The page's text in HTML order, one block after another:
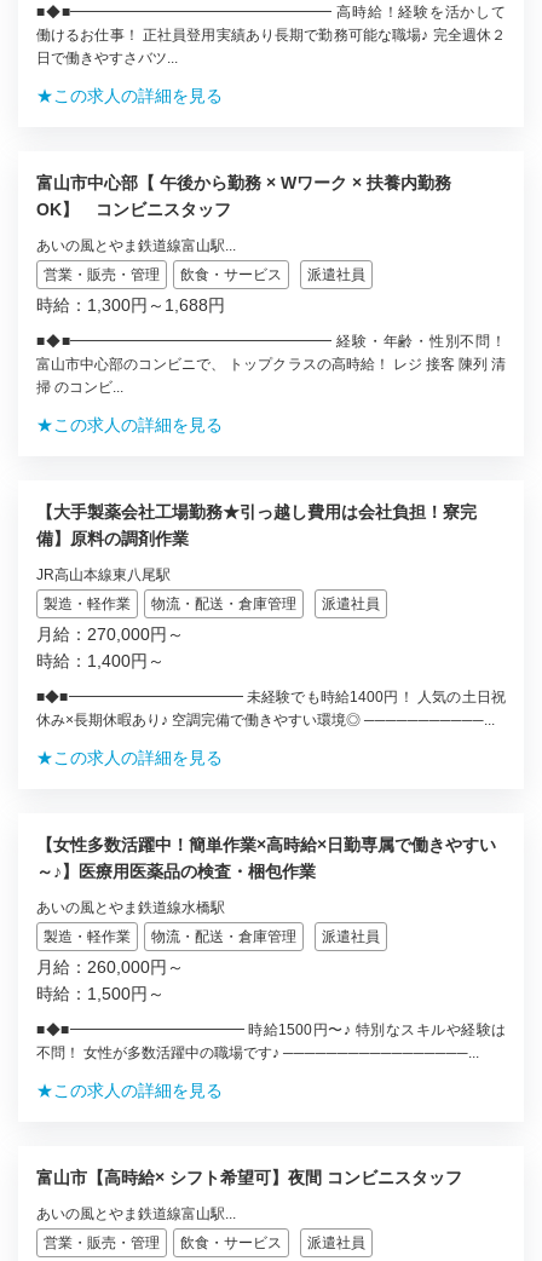
■◆■━━━━━━━━━━━━━━━━━━ 高時給！経験を活かして
働けるお仕事！ 正社員登用実績あり長期で勤務可能な職場♪ 完全週休２
日で働きやすさバツ...
★この求人の詳細を見る
富山市中心部【 午後から勤務 × Wワーク × 扶養内勤務
OK】 コンビニスタッフ
あいの風とやま鉄道線富山駅...
営業・販売・管理
飲食・サービス 派遣社員
時給：1,300円～1,688円
■◆■━━━━━━━━━━━━━━━━━━ 経験・年齢・性別不問！
富山市中心部のコンビニで、 トップクラスの高時給！ レジ 接客 陳列 清
掃 のコンビ...
★この求人の詳細を見る
【大手製薬会社工場勤務★引っ越し費用は会社負担！寮完
備】原料の調剤作業
JR高山本線東八尾駅
製造・軽作業
物流・配送・倉庫管理 派遣社員
月給：270,000円～
時給：1,400円～
■◆■━━━━━━━━━━━━ 未経験でも時給1400円！ 人気の土日祝
休み×長期休暇あり♪ 空調完備で働きやすい環境◎ ───────────...
★この求人の詳細を見る
【女性多数活躍中！簡単作業×高時給×日勤専属で働きやすい
～♪】医療用医薬品の検査・梱包作業
あいの風とやま鉄道線水橋駅
製造・軽作業
物流・配送・倉庫管理 派遣社員
月給：260,000円～
時給：1,500円～
■◆■━━━━━━━━━━━━ 時給1500円〜♪ 特別なスキルや経験は
不問！ 女性が多数活躍中の職場です♪ ─────────────────...
★この求人の詳細を見る
富山市【高時給× シフト希望可】夜間 コンビニスタッフ
あいの風とやま鉄道線富山駅...
営業・販売・管理
飲食・サービス 派遣社員